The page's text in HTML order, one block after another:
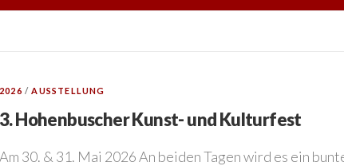
2026 /AUSSTELLUNG
3. Hohenbuscher Kunst- und Kulturfest
Am 30. & 31. Mai 2026 An beiden Tagen wird es ein